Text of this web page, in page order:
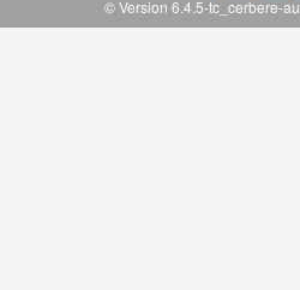
© Version 6.4.5-tc_cerbere-